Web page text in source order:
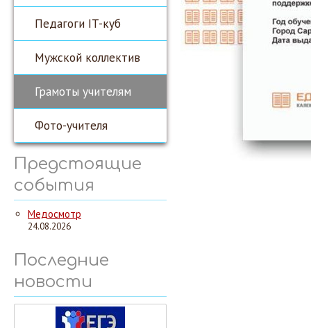
Педагоги IT-куб
Мужской коллектив
Грамоты учителям
Фото-учителя
Предстоящие
события
Медосмотр
24.08.2026
Последние
новости